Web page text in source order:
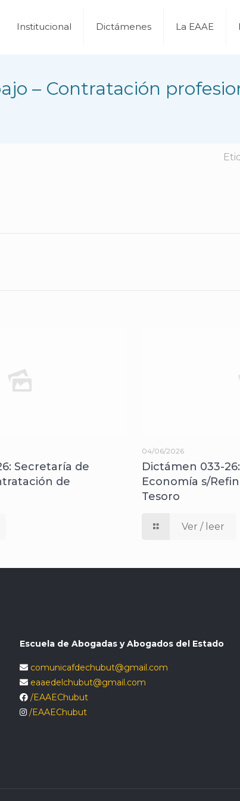
Institucional Dictámenes La EAAE
– Contratación
Secretaría de
de
04/06/2026
Dictámen 033-
Economía s/
Tesoro
Ver / leer
Escuela de Abogadas y Abogados del Estado
comunicafdechubut@gmail.com
eaaedelchubut@gmail.com
/EAAEChubut
/EAAEChubut